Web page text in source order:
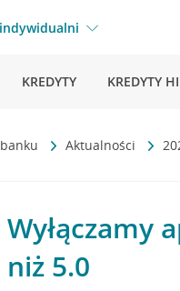
KREDYTY KREDYTY
Aktualności
Wyłączamy
niż 5.0